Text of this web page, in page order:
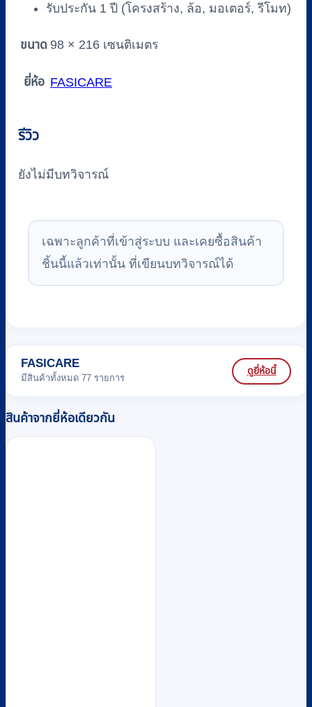
รับประกัน 1 ปี (โครงสร้าง, ล้อ, มอเตอร์, รีโมท)
ขนาด 98 × 216 เซนติเมตร
ยี่ห้อ FASICARE
รีวิว
ยังไม่มีบทวิจารณ์
เฉพาะลูกค้าที่เข้าสู่ระบบ และเคยซื้อสินค้า
ชิ้นนี้แล้วเท่านั้น ที่เขียนบทวิจารณ์ได้
FASICARE
มีสินค้าทั้งหมด 77 รายการ
ดูยี่ห้อนี้
สินค้าจากยี่ห้อเดียวกัน